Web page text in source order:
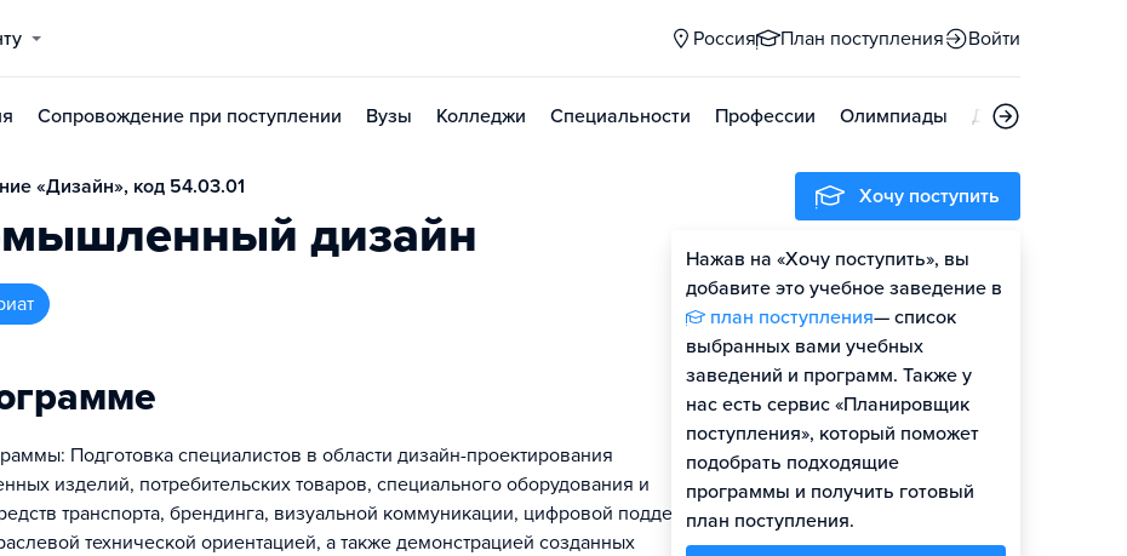
Россия План поступления Войти
Сопровождение при поступлении Вузы Колледжи Специальности Профессии Олимпиады Дни открытых
«Дизайн», код 54.03.01
дизайн
Подготовка специалистов в области дизайн-проектирования
изделий, потребительских товаров, специального оборудования и
транспорта, брендинга, визуальной коммуникации, цифровой поддержки
технической ориентацией, а также демонстрацией созданных
Хочу поступить
Нажав на «Хочу поступить», вы
добавите это учебное заведение в
план поступления— список
выбранных вами учебных
заведений и программ. Также у
нас есть сервис «Планировщик
поступления», который поможет
подобрать подходящие
программы и получить готовый
план поступления.
Оценить шансы